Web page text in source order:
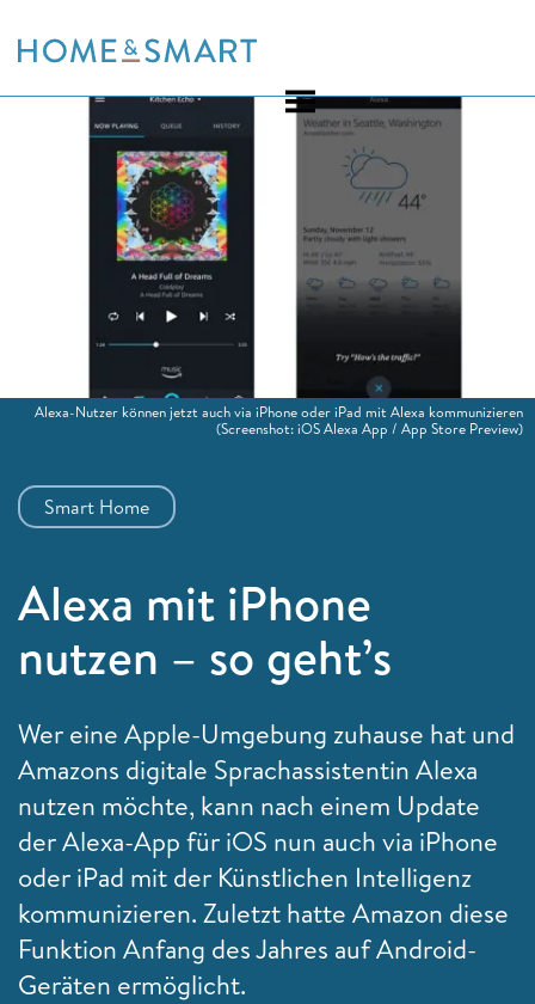
to
Smart Home
Alexa mit iPhone
nutzen – so geht’s
Wer eine Apple-Umgebung zuhause hat und
Amazons digitale Sprachassistentin Alexa
nutzen möchte, kann nach einem Update
der Alexa-App für iOS nun auch via iPhone
oder iPad mit der Künstlichen Intelligenz
kommunizieren. Zuletzt hatte Amazon diese
Funktion Anfang des Jahres auf Android-
Geräten ermöglicht.
Alexa-Nutzer können jetzt auch via iPhone oder iPad mit Alexa kommunizieren
(Screenshot: iOS Alexa App / App Store Preview)